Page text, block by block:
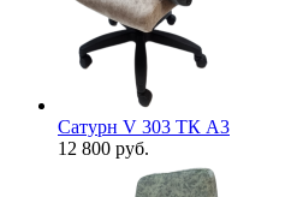
Сатурн V 303 ТК А3
12 800 руб.